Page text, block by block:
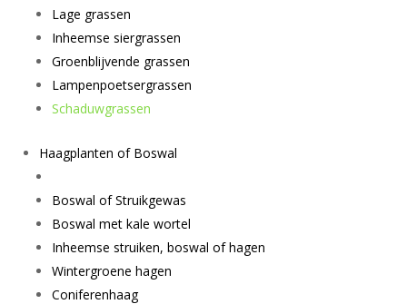
Lage grassen
Inheemse siergrassen
Groenblijvende grassen
Lampenpoetsergrassen
Schaduwgrassen
Haagplanten of Boswal
Boswal of Struikgewas
Boswal met kale wortel
Inheemse struiken, boswal of hagen
Wintergroene hagen
Coniferenhaag